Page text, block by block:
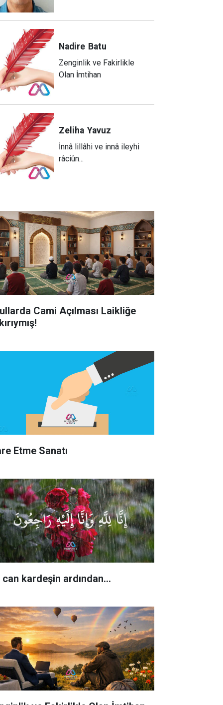
Nadire Batu
Zenginlik ve Fakirlikle
Olan İmtihan
Zeliha Yavuz
​İnnâ lillâhi ve innâ ileyhi
râciûn...
Cami Açılması Laikliğe
Etme Sanatı
can kardeşin ardından…